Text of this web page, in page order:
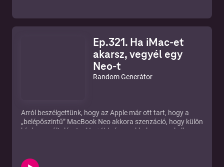
egy fejlesztői eszköz teljes forrása kiszivárog egy bénán
kint hagyott fájl miatt - óriási ígéretek, óriási költségek, és
egy apró figyelmetlenség, ami mindent elmesél helyettünk.
Ep.321. Ha iMac-et
akarsz, vegyél egy
Neo-t
Random Generátor
Arról beszélgettünk, hogy az Apple már ott tart, hogy a
„belépőszintű” MacBook Neo akkora szenzáció, hogy külön
hír, ha egyáltalán
javíthatóbb
, és az akkuhoz nem kell
meg arról, hogyan lehet elegánsan kirúgni kulcsembereket